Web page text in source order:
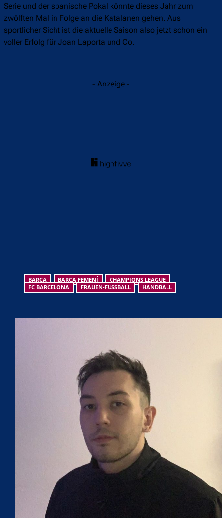
Serie und der spanische Pokal könnte dieses Jahr zum
zwölften Mal in Folge an die Katalanen gehen. Aus
sportlicher Sicht ist die aktuelle Saison also jetzt schon ein
voller Erfolg für Joan Laporta und Co.
- Anzeige -
BARÇA BARÇA FEMENÍ
CHAMPIONS LEAGUE
FC BARCELONA
FRAUEN-FUSSBALL HANDBALL